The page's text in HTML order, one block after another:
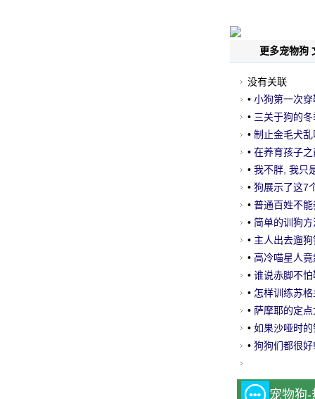
更多宠物狗
没有关联
• 小狗第一次
• 三关于狗的
• 制止金毛犬
• 在养育孩子
你!
• 我不胖, 我只
• 狗展示了这7
虫!
• 普通百姓不
• 简单的训狗
• 主人出去遛
"
• 高冷喵星人
• 谁说赤脚不
• 怎样训练苏
• 萨摩耶的定
• 如果沙哑时
• 狗狗们都很
宠物狗